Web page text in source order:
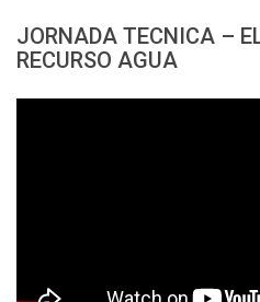
JORNADA TECNICA –
RECURSO AGUA